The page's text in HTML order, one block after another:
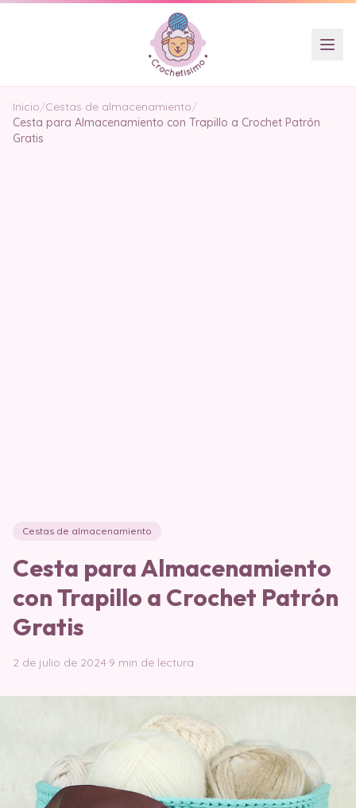
Inicio/Cestas de almacenamiento/
Cesta para Almacenamiento con Trapillo a Crochet Patrón
Gratis
Cestas de almacenamiento
Cesta para Almacenamiento
con Trapillo a Crochet Patrón
Gratis
2 de julio de 2024·9 min de lectura